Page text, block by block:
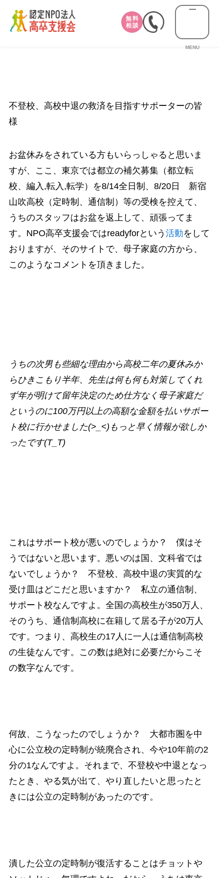
無料
相談
MENU
不登校、高校中退の救済を目指すサポーターの皆
様
お盆休みをされている方もいらっしゃると思いま
すが、ここ、東京では都立の補欠募集（都立転
校、編入,転入,転学）を8/14全日制、8/20日 新宿
山吹高校（定時制、通信制）等の受検を控えて、
うちのスタッフはお盆を返上して、頑張ってま
す。NPO高卒支援会ではreadyforという 活動をして
おりますが、そのサイトで、母子家庭の方から、
このようなコメントを頂きました。
うちの次男も些細な理由から高校二年の夏休みか
らひきこもり半年、先生は何も何も対策してくれ
ず年が明けて留年決定のため仕方なく母子家庭だ
というのに100万円以上の高額な金額を払いサポー
ト校に行かせました(>_<)もっと早く情報が欲しか
ったです(T_T)
これはサポート校が悪いのでしょうか？ 僕はそ
うではないと思います。悪いのは国、文科省では
ないでしょうか？ 不登校、高校中退の実質的な
受け皿はどこだと思いますか？ 私立の通信制、
サポート校なんですよ。全国の高校生が350万人、
そのうち、通信制高校に在籍して居る子が20万人
です。つまり、高校生の17人に一人は通信制高校
の生徒なんです。この数は絶対に必要だからこそ
の数字なんです。
何故、こうなったのでしょうか？ 大都市圏を中
心に公立校の定時制が統廃合され、今や10年前の2
分の1なんですよ。それまで、不登校や中退となっ
たとき、やる気が出て、やり直したいと思ったと
きには公立の定時制があったのです。
潰した公立の定時制が復活することはチョットや